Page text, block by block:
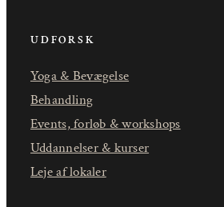
UDFORSK
Yoga & Bevægelse
Behandling
Events, forløb & workshops
Uddannelser & kurser
Leje af lokaler